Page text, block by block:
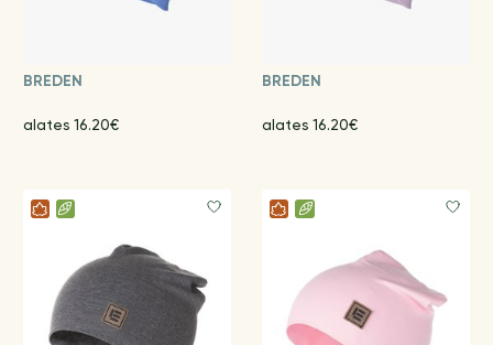
BREDEN
alates 16.20€
BREDEN
alates 16.20€